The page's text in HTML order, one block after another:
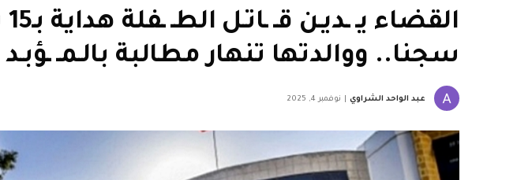
سجنا.. ووالدتها تنهار مطالبة بالـمـ ـؤبـد
عبد الواحد الشراوي نوفمبر 4, 2025